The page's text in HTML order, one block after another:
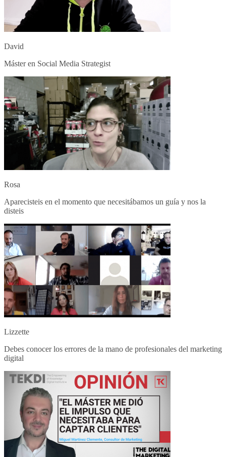
David
Máster en Social Media Strategist
Rosa
Aparecisteis en el momento que necesitábamos un guía y nos la
disteis
Lizzette
Debes conocer los errores de la mano de profesionales del marketing
digital